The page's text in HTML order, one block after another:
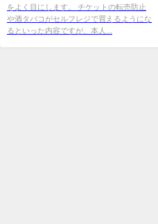
をよく目にします。 チケットの転売防止
や酒タバコがセルフレジで買えるようにな
るといった内容ですが、本人...